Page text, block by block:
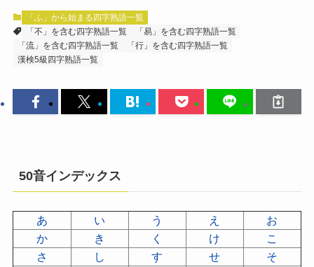
「ふ」から始まる四字熟語一覧
「不」を含む四字熟語一覧
「易」を含む四字熟語一覧
「流」を含む四字熟語一覧
「行」を含む四字熟語一覧
漢検5級四字熟語一覧
50音インデックス
あ い う え
お
か
き く け
こ
さ
し す せ
そ